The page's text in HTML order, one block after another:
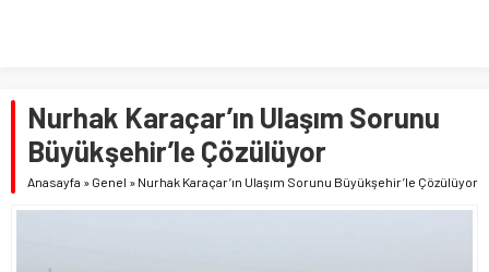
Nurhak Karaçar’ın Ulaşım Sorunu
Büyükşehir’le Çözülüyor
Anasayfa » Genel » Nurhak Karaçar’ın Ulaşım Sorunu Büyükşehir’le Çözülüyor